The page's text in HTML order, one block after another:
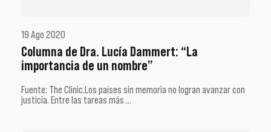
19 Ago 2020
Columna de Dra. Lucía Dammert: “La
importancia de un nombre”
Fuente: The Clinic.Los países sin memoria no logran avanzar con
justicia. Entre las tareas más …